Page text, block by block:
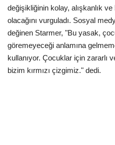
değişikliğinin kolay, alışkanlık
olacağını vurguladı. Sosyal
değinen Starmer, "Bu yasak,
göremeyeceği anlamına
kullanıyor. Çocuklar için zararlı
bizim kırmızı çizgimiz." dedi.